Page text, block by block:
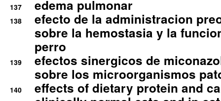
137 edema pulmonar
138
efecto de la administracion
sobre la hemostasia y la
perro
139
efectos sinergicos de
sobre los microorganismos
140
effects of dietary protein and